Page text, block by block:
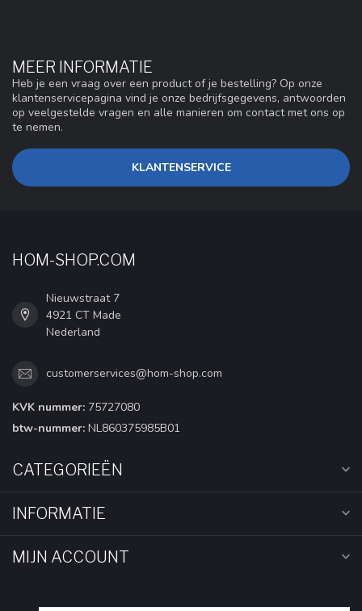
MEER INFORMATIE
Heb je een vraag over een product of je bestelling? Op onze
klantenservicepagina vind je onze bedrijfsgegevens, antwoorden
op veelgestelde vragen en alle manieren om contact met ons op
te nemen.
KLANTENSERVICE
HOM-SHOP.COM
Nieuwstraat 7
4921 CT Made
Nederland
customerservices@hom-shop.com
KVK nummer: 75727080
btw-nummer: NL860375985B01
CATEGORIEËN
INFORMATIE
MIJN ACCOUNT